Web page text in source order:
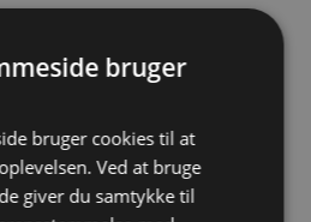
pallekaret er lavet af hårdfør
som stabelbart pallekar.
opbevarings- og
industrielle og kommercielle
varer, væsker, affaldsstoffer
Pallekar og pallebokse er
bruger
bruger cookies til at
Ved at bruge
giver du samtykke til